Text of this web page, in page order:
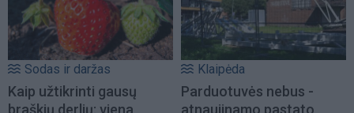
Sodas ir daržas
Kaip užtikrinti gausų
braškių derlių: viena
Klaipėda
Parduotuvės nebus -
atnaujinamo pastato